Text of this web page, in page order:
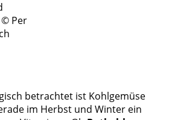
© Per
betrachtet ist Kohlgemüse
im Herbst und Winter ein